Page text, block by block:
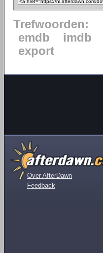
Trefwoorden:
emdb
imdb
export
Over AfterDawn
Feedback